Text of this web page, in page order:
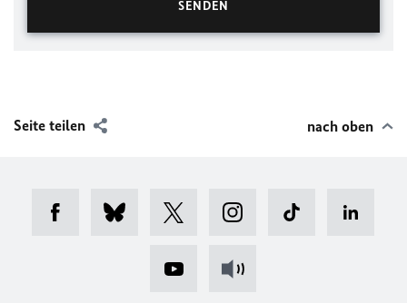
Seite teilen nach oben